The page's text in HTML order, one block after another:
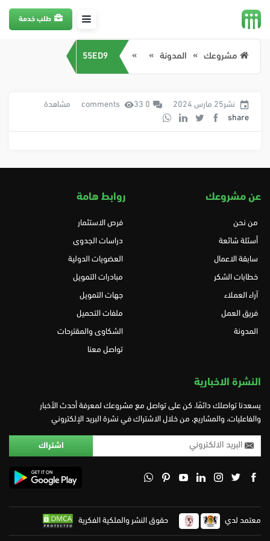
طلب خدمة
مشروعك المدونة 55ED9
نشر25 مارس 2024 0 comments 33 مشاهدة
share
عن مشروعك
من نحن
أسئلة شائعة
سابقة الاعمال
خطابات الشكر
آراء العملاء
فريق العمل
المدونة
روابط هامة
فرص الاستثمار
دراسات الجدوى
العضويات الدولية
مبادرات التمويل
جهات التمويل
ملفات التحميل
الشكاوى والمقترحات
تواصل معنا
النشرة الاخبارية
يسعدنا تواصلك دائمًا، كن على تواصل مع مشروعك لمعرفة أحدث الأخبار
والفاعليات، والمشاريع، من خلال الاشتراك في نشرة البريد الإلكتروني
معتمد لدي حقوق النشر والملكية الفكرية